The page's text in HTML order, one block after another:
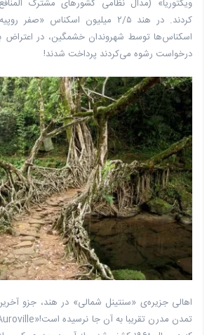
ویکتوریا» (مدال نظامی کشورهای مشترک المنافع
کردند. در هند ۲/۵ میلیون اسکناس
اسکناس‌ها توسط شهروندان خشمگین، در اعتراض
درخواست رشوه می‌کردند پرداخت شدند!
اهالی جزیره‌ی «سنتینل شمالی» در هند، جزو